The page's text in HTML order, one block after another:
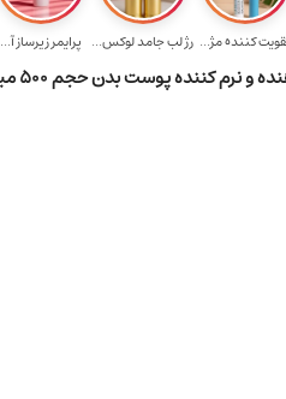
کننده مژ... رژ لب جامد لوکس... پرایمر زیرساز آ...
کننده پوست بدن حجم 500 میلی لیتر